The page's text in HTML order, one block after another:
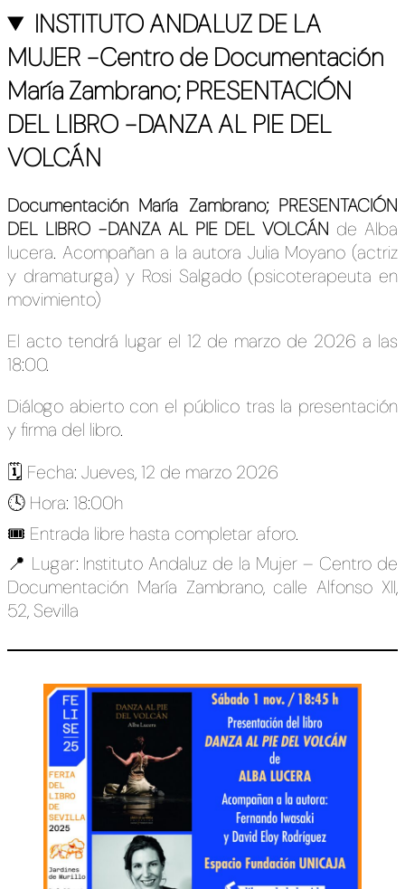
INSTITUTO ANDALUZ DE LA
MUJER -Centro de Documentación
María Zambrano; PRESENTACIÓN
DEL LIBRO -DANZA AL PIE DEL
VOLCÁN
Documentación María Zambrano; PRESENTACIÓN
DEL LIBRO -DANZA AL PIE DEL VOLCÁN de Alba
lucera. Acompañan a la autora Julia Moyano (actriz
y dramaturga) y Rosi Salgado (psicoterapeuta en
movimiento)
El acto tendrá lugar el 12 de marzo de 2026 a las
18:00.
Diálogo abierto con el público tras la presentación
y firma del libro.
🗓️ Fecha: Jueves, 12 de marzo 2026
🕓 Hora: 18:00h
🎟️ Entrada libre hasta completar aforo.
📍 Lugar: Instituto Andaluz de la Mujer – Centro de
Documentación María Zambrano, calle Alfonso XII,
52, Sevilla